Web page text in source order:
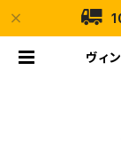
ヴィ
ン